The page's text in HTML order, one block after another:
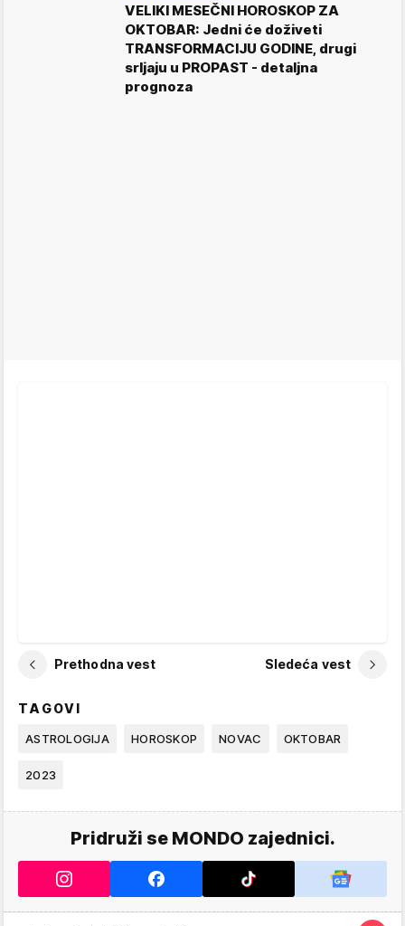
VELIKI MESEČNI HOROSKOP ZA
OKTOBAR: Jedni će doživeti
TRANSFORMACIJU GODINE, drugi
srljaju u PROPAST - detaljna
prognoza
Prethodna vest Sledeća vest
TAGOVI
ASTROLOGIJA HOROSKOP NOVAC OKTOBAR
2023
Pridruži se MONDO zajednici.